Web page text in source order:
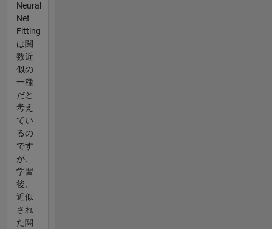
Neural
Net
Fitting
は関
数近
似の
一種
だと
考え
てい
るの
です
が、
学習
後、
近似
され
た関